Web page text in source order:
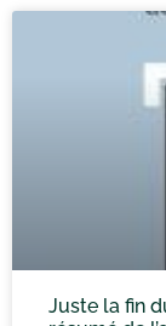
Juste la fin